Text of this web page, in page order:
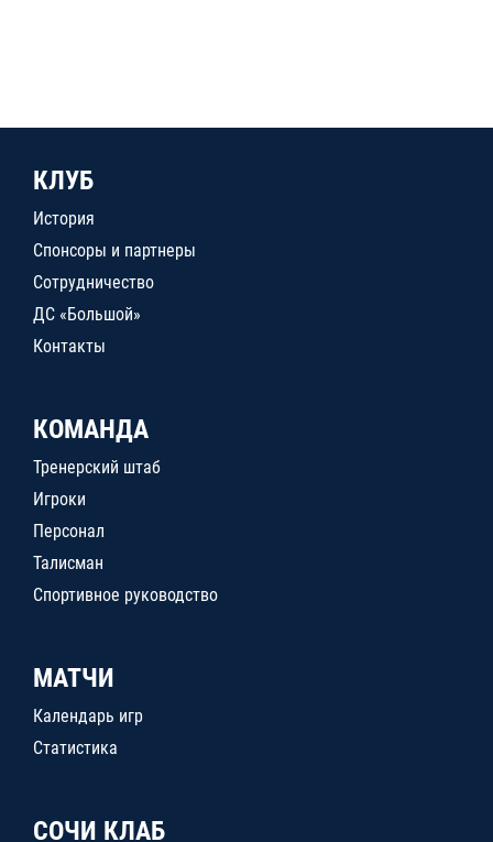
КЛУБ
История
Спонсоры и партнеры
Сотрудничество
ДС «Большой»
Контакты
КОМАНДА
Тренерский штаб
Игроки
Персонал
Талисман
Спортивное руководство
МАТЧИ
Календарь игр
Статистика
СОЧИ КЛАБ